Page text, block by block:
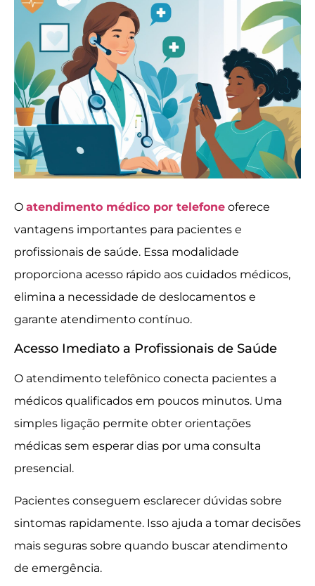
O atendimento médico por telefone oferece
vantagens importantes para pacientes e
profissionais de saúde. Essa modalidade
proporciona acesso rápido aos cuidados médicos,
elimina a necessidade de deslocamentos e
garante atendimento contínuo.
Acesso Imediato a Profissionais de Saúde
O atendimento telefônico conecta pacientes a
médicos qualificados em poucos minutos. Uma
simples ligação permite obter orientações
médicas sem esperar dias por uma consulta
presencial.
Pacientes conseguem esclarecer dúvidas sobre
sintomas rapidamente. Isso ajuda a tomar decisões
mais seguras sobre quando buscar atendimento
de emergência.